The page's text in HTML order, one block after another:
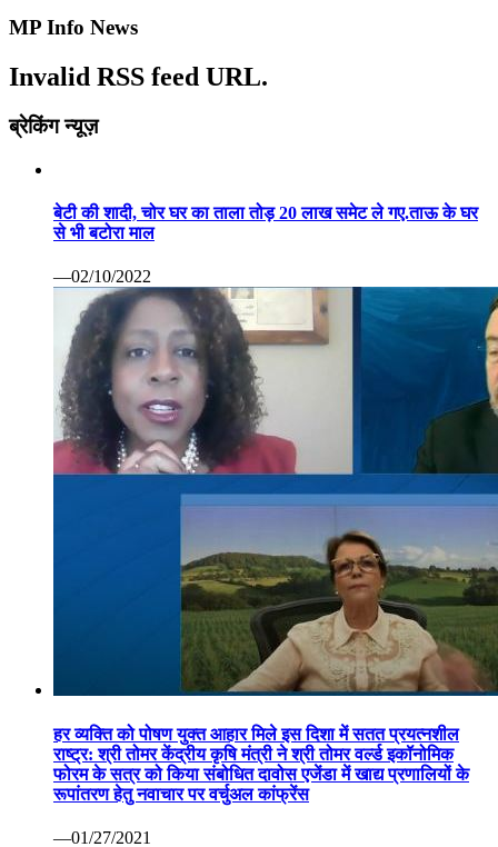
MP Info News
Invalid RSS feed URL.
ब्रेकिंग न्यूज़
बेटी की शादी, चोर घर का ताला तोड़ 20 लाख समेट ले गए.ताऊ के घर
से भी बटोरा माल
—02/10/2022
हर व्यक्ति को पोषण युक्त आहार मिले इस दिशा में सतत प्रयत्नशील
राष्ट्र: श्री तोमर केंद्रीय कृषि मंत्री ने श्री तोमर वर्ल्ड इकॉनोमिक
फोरम के सत्र को किया संबोधित दावोस एजेंडा में खाद्य प्रणालियों के
रूपांतरण हेतु नवाचार पर वर्चुअल कांफ्रेंस
—01/27/2021